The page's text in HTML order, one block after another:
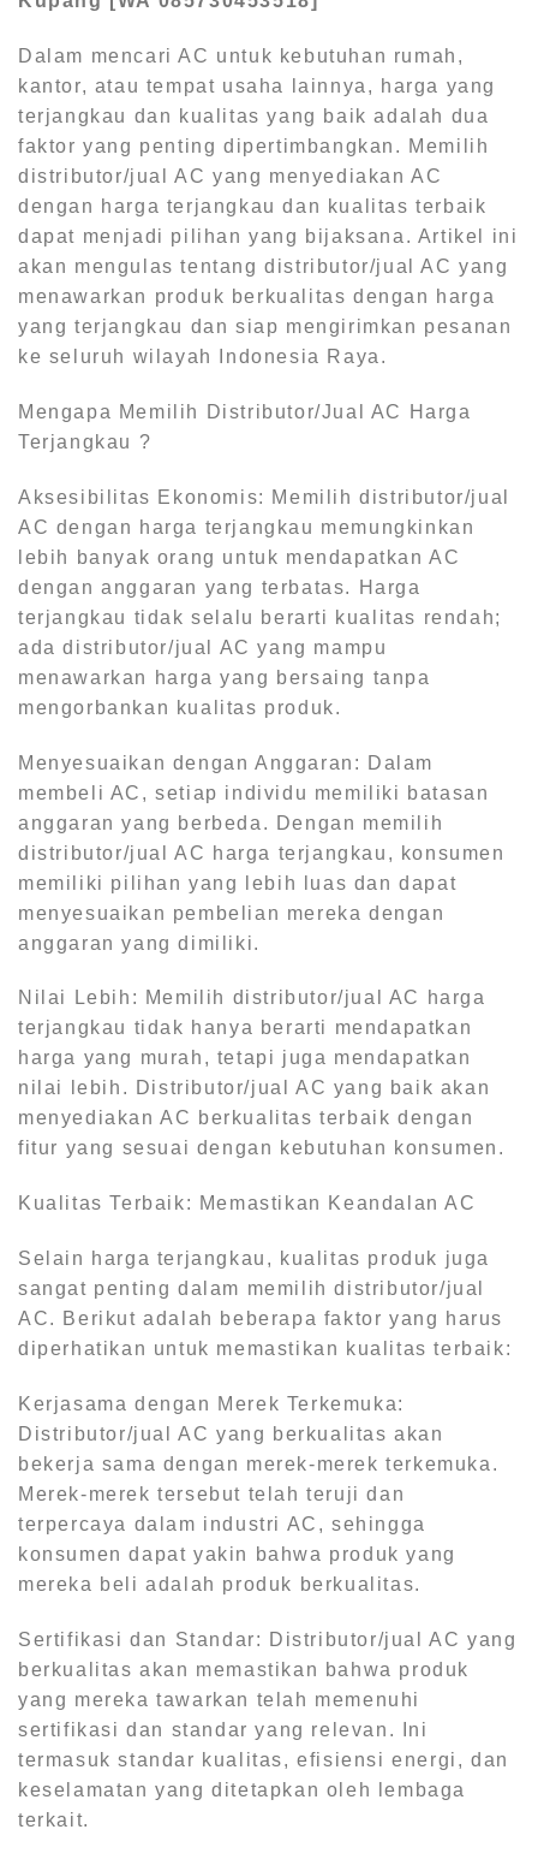
Dalam mencari AC untuk kebutuhan rumah,
kantor, atau tempat usaha lainnya, harga yang
terjangkau dan kualitas yang baik adalah dua
faktor yang penting dipertimbangkan. Memilih
distributor/jual AC yang menyediakan AC
dengan harga terjangkau dan kualitas terbaik
dapat menjadi pilihan yang bijaksana. Artikel ini
akan mengulas tentang distributor/jual AC yang
menawarkan produk berkualitas dengan harga
yang terjangkau dan siap mengirimkan pesanan
ke seluruh wilayah Indonesia Raya.
Mengapa Memilih Distributor/Jual AC Harga
Terjangkau ?
Aksesibilitas Ekonomis: Memilih distributor/jual
AC dengan harga terjangkau memungkinkan
lebih banyak orang untuk mendapatkan AC
dengan anggaran yang terbatas. Harga
terjangkau tidak selalu berarti kualitas rendah;
ada distributor/jual AC yang mampu
menawarkan harga yang bersaing tanpa
mengorbankan kualitas produk.
Menyesuaikan dengan Anggaran: Dalam
membeli AC, setiap individu memiliki batasan
anggaran yang berbeda. Dengan memilih
distributor/jual AC harga terjangkau, konsumen
memiliki pilihan yang lebih luas dan dapat
menyesuaikan pembelian mereka dengan
anggaran yang dimiliki.
Nilai Lebih: Memilih distributor/jual AC harga
terjangkau tidak hanya berarti mendapatkan
harga yang murah, tetapi juga mendapatkan
nilai lebih. Distributor/jual AC yang baik akan
menyediakan AC berkualitas terbaik dengan
fitur yang sesuai dengan kebutuhan konsumen.
Kualitas Terbaik: Memastikan Keandalan AC
Selain harga terjangkau, kualitas produk juga
sangat penting dalam memilih distributor/jual
AC. Berikut adalah beberapa faktor yang harus
diperhatikan untuk memastikan kualitas terbaik:
Kerjasama dengan Merek Terkemuka:
Distributor/jual AC yang berkualitas akan
bekerja sama dengan merek-merek terkemuka.
Merek-merek tersebut telah teruji dan
terpercaya dalam industri AC, sehingga
konsumen dapat yakin bahwa produk yang
mereka beli adalah produk berkualitas.
Sertifikasi dan Standar: Distributor/jual AC yang
berkualitas akan memastikan bahwa produk
yang mereka tawarkan telah memenuhi
sertifikasi dan standar yang relevan. Ini
termasuk standar kualitas, efisiensi energi, dan
keselamatan yang ditetapkan oleh lembaga
terkait.